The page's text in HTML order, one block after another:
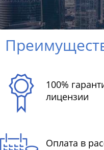
100%
лицензии
Оплата в